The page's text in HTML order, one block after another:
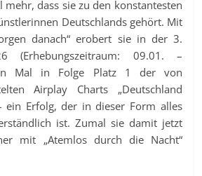
dass sie zu den konstantesten
Deutschlands gehört. Mit
danach“ erobert sie in der 3.
(Erhebungszeitraum: 09.01. –
Mal in Folge Platz 1 der von
Airplay Charts „Deutschland
ein Erfolg, der in dieser Form alles
ist. Zumal sie damit jetzt
mit „Atemlos durch die Nacht“